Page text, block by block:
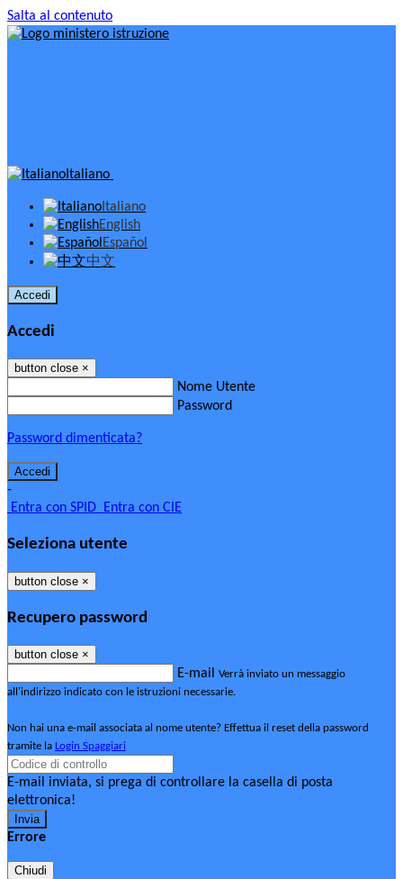
Salta al contenuto
Italiano
Italiano
English
Español
中文
Accedi
Accedi
button close ×
Nome Utente
Password
Password dimenticata?
-
Entra con SPID Entra con CIE
Seleziona utente
button close ×
Recupero password
button close ×
E-mail Verrà inviato un messaggio
all'indirizzo indicato con le istruzioni necessarie.
Non hai una e-mail associata al nome utente? Effettua il reset della password
tramite la Login Spaggiari
E-mail inviata, si prega di controllare la casella di posta
elettronica!
Errore
Chiudi